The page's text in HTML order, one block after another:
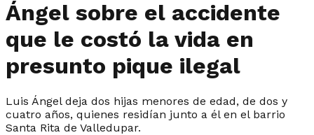
Ángel sobre el accidente
que le costó la vida en
presunto pique ilegal
Luis Ángel deja dos hijas menores de edad, de dos y
cuatro años, quienes residían junto a él en el barrio
Santa Rita de Valledupar.